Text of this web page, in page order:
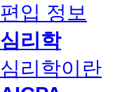
편입 정보
심리학
심리학이란